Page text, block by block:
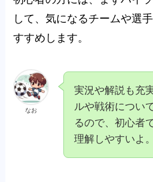
して、気になるチームや選
すすめします。
なお
実況や解説も充
ルや戦術につい
るので、初心者
理解しやすいよ。